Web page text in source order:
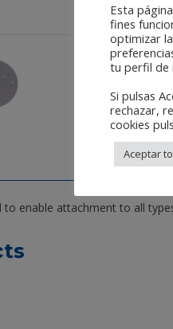
enable attachment to all
Esta
fines
optimizar
tu perfil de
Si pulsas
rechazar,
cookies
Aceptar